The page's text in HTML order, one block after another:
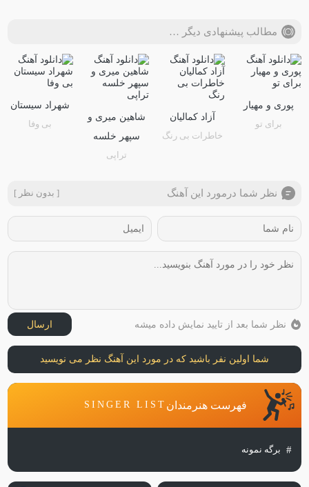
مطالب پیشنهادی دیگر …
پوری و مهیار
برای تو
آزاد کمالیان
خاطرات بی رنگ
شاهین میری و
سپهر خلسه
تراپی
شهراد سیستان
بی وفا
نظر شما درمورد این آهنگ [ بدون نظر ]
نظر شما بعد از تایید نمایش داده میشه ارسال
شما اولین نفر باشید که در مورد این آهنگ نظر می نویسید
فهرست هنرمندان SINGER LIST
برگه نمونه